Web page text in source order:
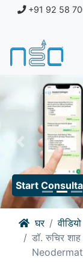
+91 92 58
Start
Previous
घर
वीडियो
डॉ. रुचिर शाह